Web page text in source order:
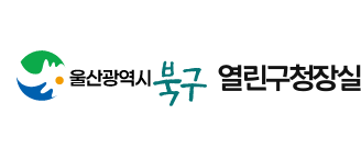
열린구청장실